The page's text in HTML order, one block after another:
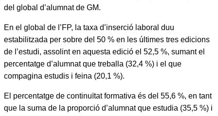
del global d’alumnat de GM.
En el global de l’FP, la taxa d’inserció laboral duu
estabilitzada per sobre del 50 % en les últimes tres edicions
de l’estudi, assolint en aquesta edició el 52,5 %, sumant el
percentatge d’alumnat que treballa (32,4 %) i el que
compagina estudis i feina (20,1 %).
El percentatge de continuïtat formativa és del 55,6 %, en tant
que la suma de la proporció d’alumnat que estudia (35,5 %) i